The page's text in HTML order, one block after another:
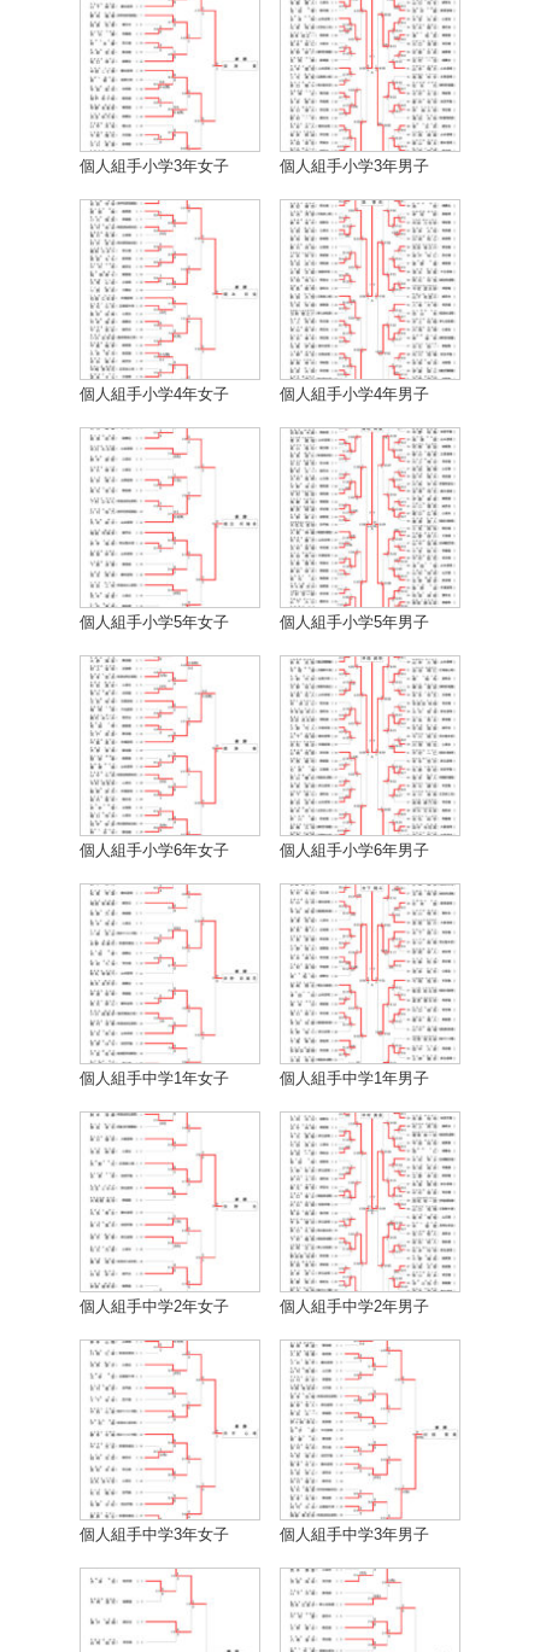
個人組手小学3年女子 個人組手小学3年男子
個人組手小学4年女子 個人組手小学4年男子
個人組手小学5年女子 個人組手小学5年男子
個人組手小学6年女子 個人組手小学6年男子
個人組手中学1年女子 個人組手中学1年男子
個人組手中学2年女子 個人組手中学2年男子
個人組手中学3年女子 個人組手中学3年男子